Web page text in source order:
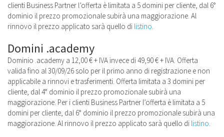
clienti Business Partner l’offerta è limitata a 5 domini per cliente, dal 6°
dominio il prezzo promozionale subirà una maggiorazione. Al
rinnovo il prezzo applicato sarà quello di listino.
Domini .academy
Dominio .academy a 12,00 € + IVA invece di 49,90 € + IVA. Offerta
valida fino al 30/09/26 solo per il primo anno di registrazione e non
applicabile a rinnovi e trasferimenti. Offerta limitata a 3 domini per
cliente, dal 4° dominio il prezzo promozionale subirà una
maggiorazione. Per i clienti Business Partner l’offerta è limitata a 5
domini per cliente, dal 6° dominio il prezzo promozionale subirà una
maggiorazione. Al rinnovo il prezzo applicato sarà quello di listino.